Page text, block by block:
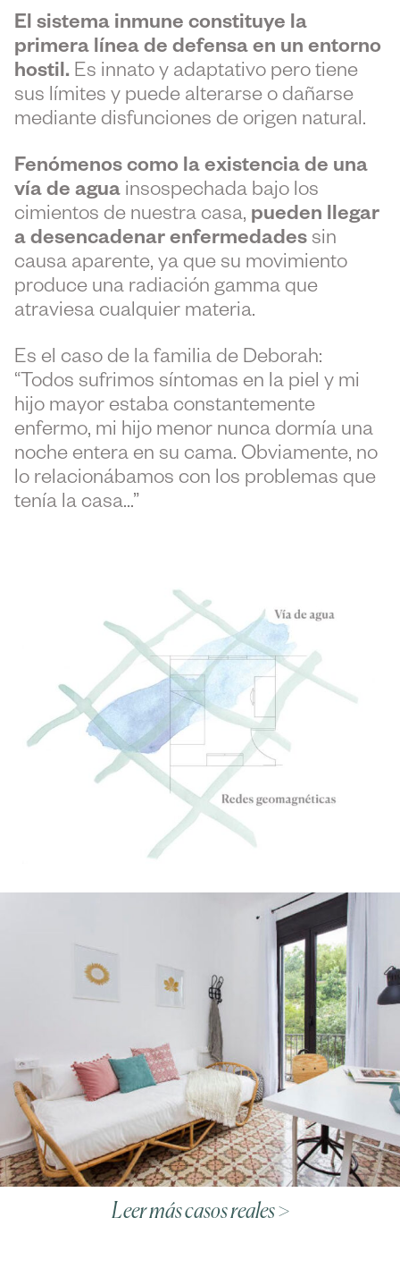
El sistema inmune constituye la
primera línea de defensa en un entorno
hostil. Es innato y adaptativo pero tiene
sus límites y puede alterarse o dañarse
mediante disfunciones de origen natural.
Fenómenos como la existencia de una
vía de agua insospechada bajo los
cimientos de nuestra casa, pueden llegar
a desencadenar enfermedades sin
causa aparente, ya que su movimiento
produce una radiación gamma que
atraviesa cualquier materia.
Es el caso de la familia de Deborah:
“Todos sufrimos síntomas en la piel y mi
hijo mayor estaba constantemente
enfermo, mi hijo menor nunca dormía una
noche entera en su cama. Obviamente, no
lo relacionábamos con los problemas que
tenía la casa…”
Leer más casos reales >